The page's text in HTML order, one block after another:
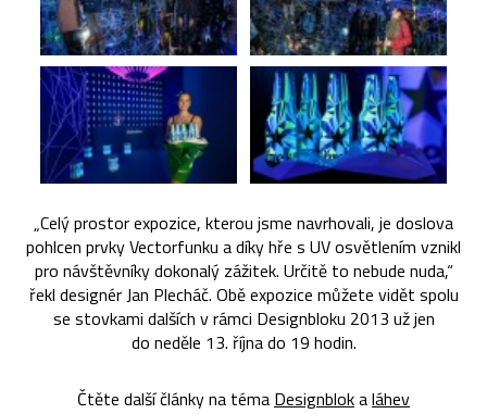
„Celý prostor expozice, kterou jsme navrhovali, je doslova
pohlcen prvky Vectorfunku a díky hře s UV osvětlením vznikl
pro návštěvníky dokonalý zážitek. Určitě to nebude nuda,“
řekl designér Jan Plecháč. Obě expozice můžete vidět spolu
se stovkami dalších v rámci Designbloku 2013 už jen
do neděle 13. října do 19 hodin.
Čtěte další články na téma Designblokaláhev